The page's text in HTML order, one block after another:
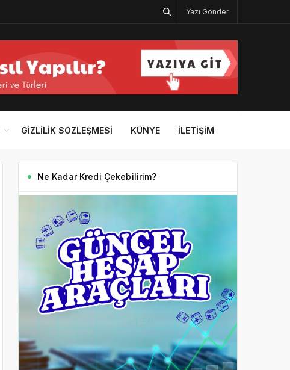
Yazı Gönder
GIZLILIK SÖZLEŞMESI KÜNYE İLETIŞIM
Ne Kadar Kredi Çekebilirim?